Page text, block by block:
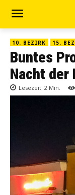
10. BEZIRK 15.
Buntes
Nacht der
Lesezeit: 2 Min.